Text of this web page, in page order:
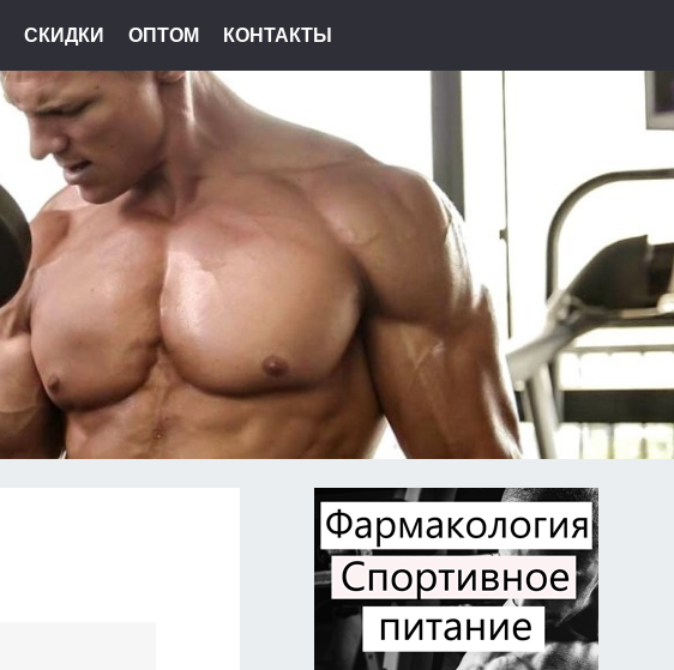
СКИДКИ ОПТОМ КОНТАКТЫ